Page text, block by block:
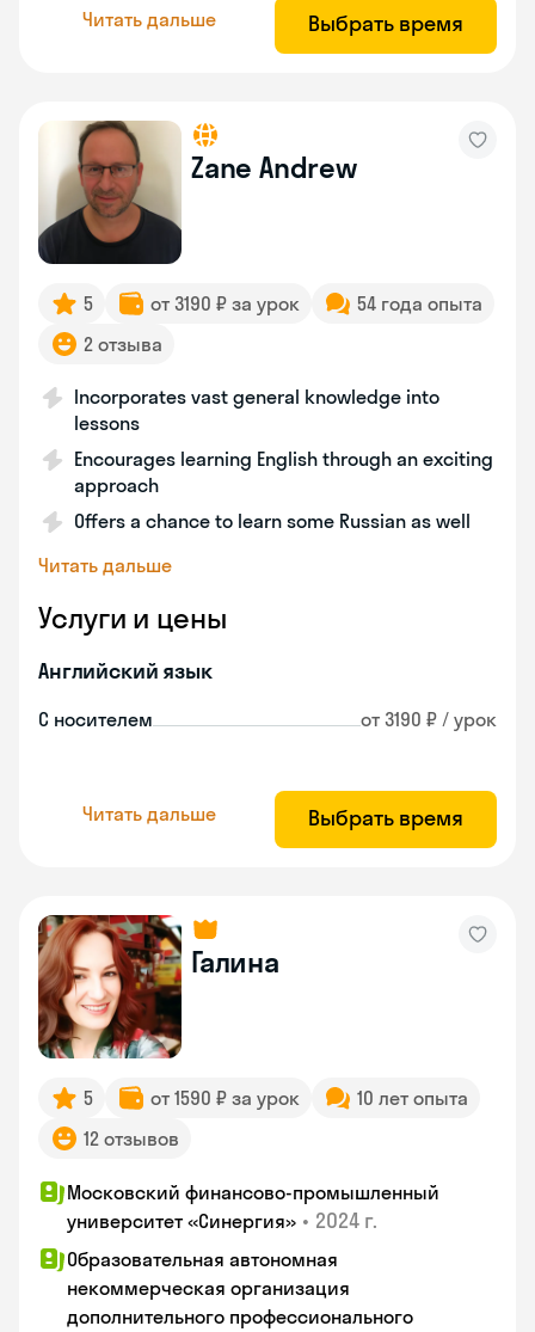
Читать дальше Выбрать время
Zane Andrew
5 от 3190 ₽ за урок
54 года опыта
2 отзыва
Incorporates vast general knowledge into
lessons
Encourages learning English through an exciting
approach
Offers a chance to learn some Russian as well
Читать дальше
Услуги и цены
Английский язык
С носителем от 3190 ₽ / урок
Читать дальше Выбрать время
Галина
5 от 1590 ₽ за урок
10 лет опыта
12 отзывов
Московский финансово-промышленный
университет «Синергия» • 2024 г.
Образовательная автономная
некоммерческая организация
дополнительного профессионального